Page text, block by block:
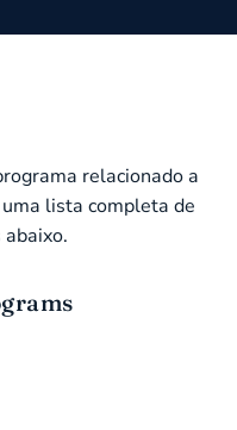
relacionado a
lista completa de